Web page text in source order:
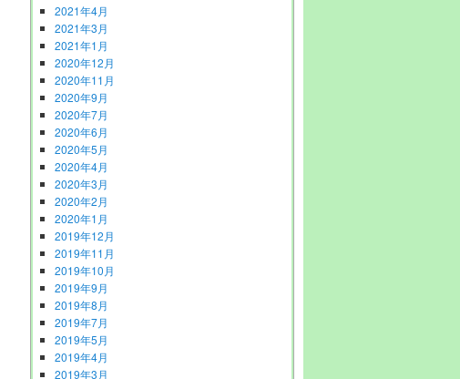
2021年4月
2021年3月
2021年1月
2020年12月
2020年11月
2020年9月
2020年7月
2020年6月
2020年5月
2020年4月
2020年3月
2020年2月
2020年1月
2019年12月
2019年11月
2019年10月
2019年9月
2019年8月
2019年7月
2019年5月
2019年4月
2019年3月